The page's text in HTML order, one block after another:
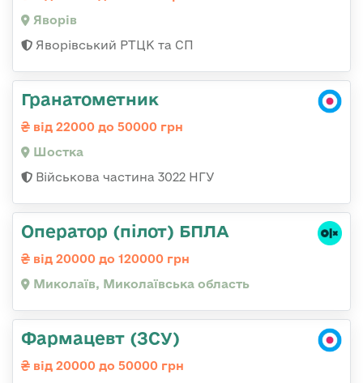
Яворів
Яворівський РТЦК та СП
Гранатометник
від 22000 до 50000 грн
Шостка
Військова частина 3022 НГУ
Оператор (пілот) БПЛА
від 20000 до 120000 грн
Миколаїв, Миколаївська область
Фармацевт (ЗСУ)
від 20000 до 50000 грн